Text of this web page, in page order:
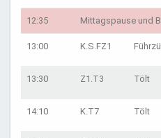
12:35 Mittagspause und
13:00 K.S.FZ1
13:30 Z1.T3 Tölt
14:10 K.T7 Tölt